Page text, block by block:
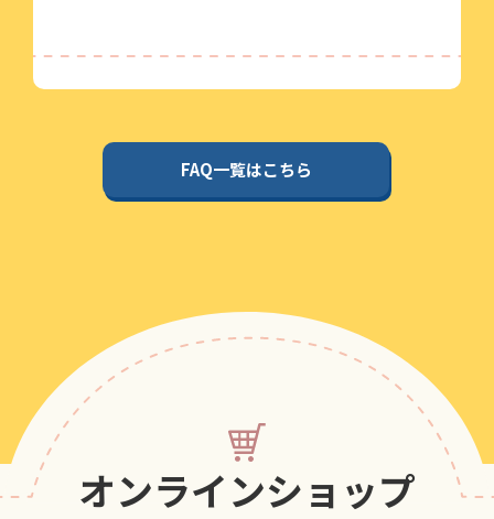
FAQ一覧はこちら
オンラインショップ